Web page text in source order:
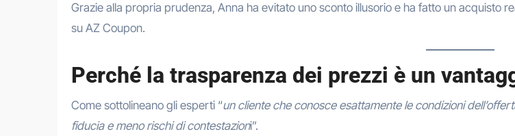
Grazie alla propria prudenza, Anna ha evitato uno sconto illusorio e ha fatto un acquisto
su AZ Coupon.
Perché la trasparenza dei prezzi è un
Come sottolineano gli esperti “un cliente che conosce esattamente le condizioni
fiducia e meno rischi di contestazioni”.